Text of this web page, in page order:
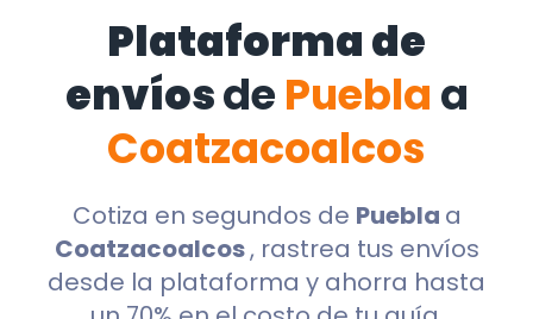
Plataforma de
envíosde Puebla a
Coatzacoalcos
Cotiza en segundos de Puebla a
Coatzacoalcos, rastrea tus envíos
desde la plataforma y ahorra hasta